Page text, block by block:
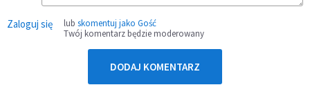
Zaloguj się lub skomentuj jako Gość
Twój komentarz będzie moderowany
DODAJ KOMENTARZ